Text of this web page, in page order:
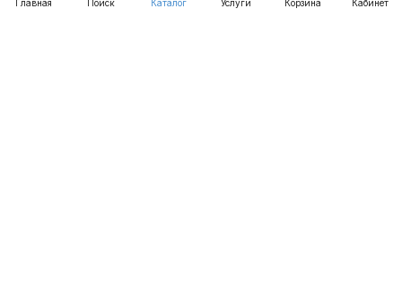
Главная Поиск Каталог Услуги Корзина Кабинет